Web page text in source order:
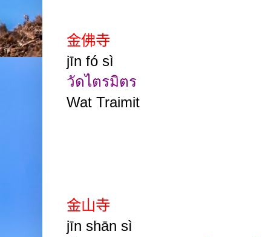
金佛寺
jīn fó sì
วัดไตรมิตร
Wat Traimit
金山寺
jīn shān sì